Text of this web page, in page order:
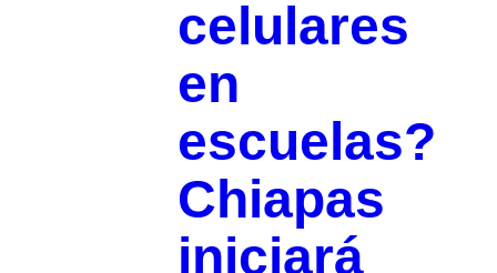
celulares
en
escuelas?
Chiapas
iniciará